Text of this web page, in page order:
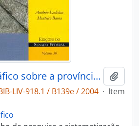
Ensaio corográfico sobre a província do Pará
LIV-918.1 / B139e / 2004 · Item